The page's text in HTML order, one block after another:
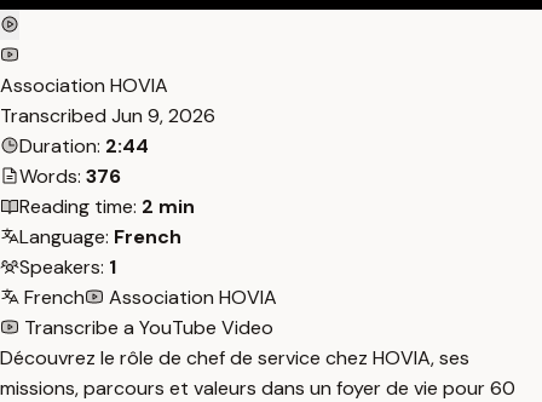
Association HOVIA
Transcribed Jun 9, 2026
Duration: 2:44
Words: 376
Reading time: 2 min
Language: French
Speakers: 1
French
Association HOVIA
Transcribe a YouTube Video
Découvrez le rôle de chef de service chez HOVIA, ses
missions, parcours et valeurs dans un foyer de vie pour 60